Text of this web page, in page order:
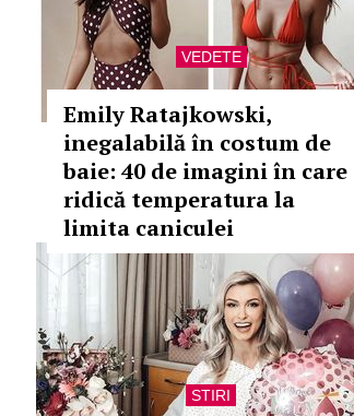
VEDETE
Emily Ratajkowski,
inegalabilă în costum de
baie: 40 de imagini în care
ridică temperatura la
limita caniculei
STIRI